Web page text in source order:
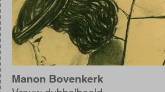
Manon Bovenkerk